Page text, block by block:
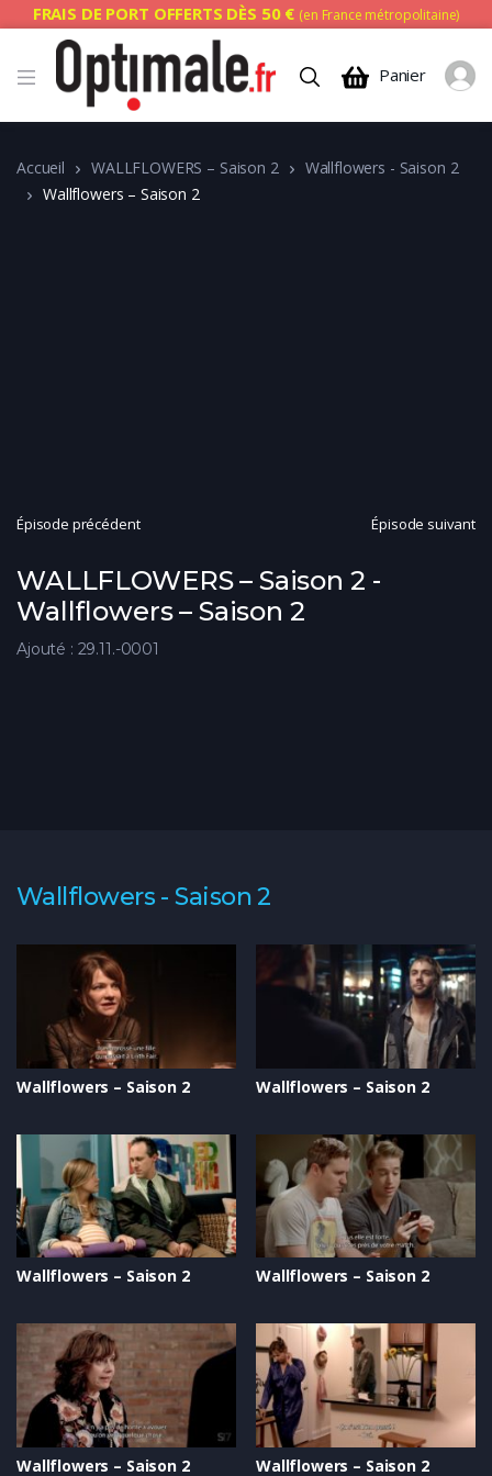
FRAIS DE PORT OFFERTS DÈS 50 € (en France métropolitaine)
Panier
Accueil WALLFLOWERS – Saison 2
Wallflowers - Saison 2
Wallflowers – Saison 2
Épisode précédent Épisode suivant
WALLFLOWERS – Saison 2 -
Wallflowers – Saison 2
Ajouté : 29.11.-0001
Wallflowers - Saison 2
Wallflowers – Saison 2 Wallflowers – Saison 2
Wallflowers – Saison 2 Wallflowers – Saison 2
Wallflowers – Saison 2 Wallflowers – Saison 2